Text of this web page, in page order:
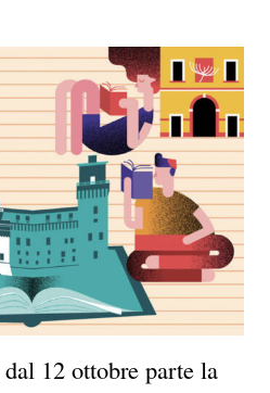
12 ottobre parte la